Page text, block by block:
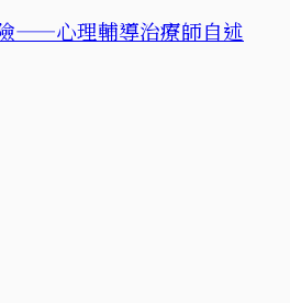
——心理輔導治療師自述